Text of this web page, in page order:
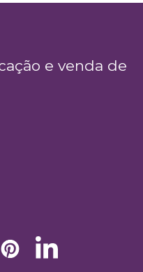
e venda de